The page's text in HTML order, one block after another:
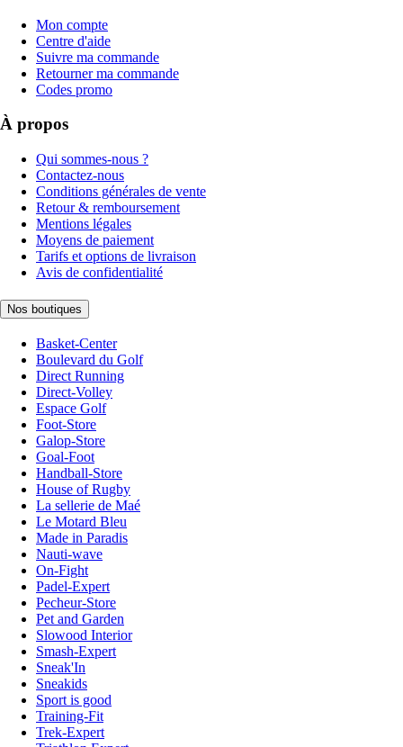
Mon compte
Centre d'aide
Suivre ma commande
Retourner ma commande
Codes promo
À propos
Qui sommes-nous ?
Contactez-nous
Conditions générales de vente
Retour & remboursement
Mentions légales
Moyens de paiement
Tarifs et options de livraison
Avis de confidentialité
Nos boutiques
Basket-Center
Boulevard du Golf
Direct Running
Direct-Volley
Espace Golf
Foot-Store
Galop-Store
Goal-Foot
Handball-Store
House of Rugby
La sellerie de Maé
Le Motard Bleu
Made in Paradis
Nauti-wave
On-Fight
Padel-Expert
Pecheur-Store
Pet and Garden
Slowood Interior
Smash-Expert
Sneak'In
Sneakids
Sport is good
Training-Fit
Trek-Expert